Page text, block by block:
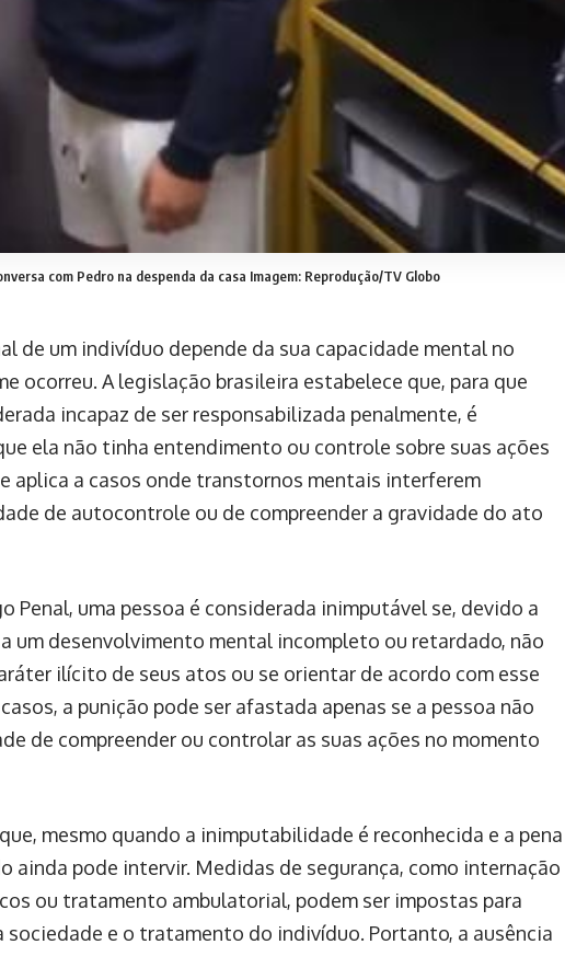
com Pedro na despenda da casa Imagem: Reprodução/TV Globo
de um indivíduo depende da sua capacidade mental no
ocorreu. A legislação brasileira estabelece que, para que
incapaz de ser responsabilizada penalmente, é
ela não tinha entendimento ou controle sobre suas ações
aplica a casos onde transtornos mentais interferem
de autocontrole ou de compreender a gravidade do ato
Penal, uma pessoa é considerada inimputável se, devido a
um desenvolvimento mental incompleto ou retardado, não
ilícito de seus atos ou se orientar de acordo com esse
a punição pode ser afastada apenas se a pessoa não
de compreender ou controlar as suas ações no momento
mesmo quando a inimputabilidade é reconhecida e a pena
ainda pode intervir. Medidas de segurança, como internação
ou tratamento ambulatorial, podem ser impostas para
sociedade e o tratamento do indivíduo. Portanto, a ausência